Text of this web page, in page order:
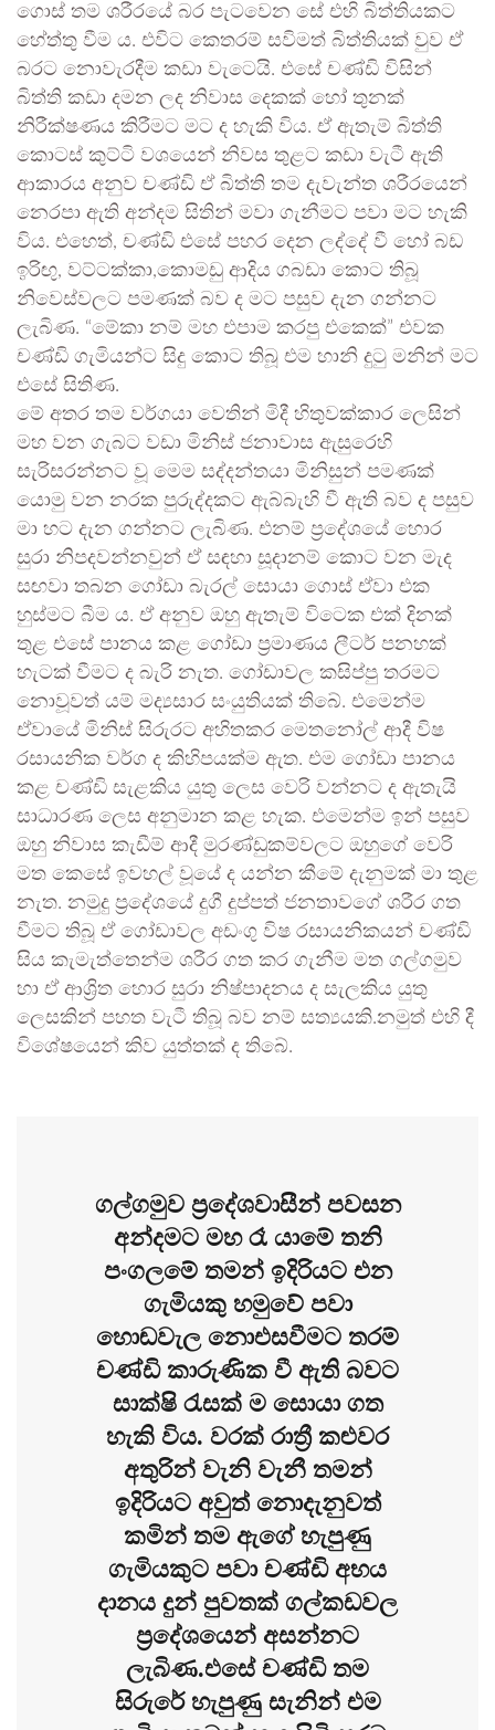
ගොස් තම ශරීරයේ බර පැටවෙන සේ එහි බිත්තියකට
හේත්තු වීම ය. එවිට කෙතරම් සවිමත් බිත්තියක් වුව ඒ
බරට නොවැරදීම කඩා වැටෙයි. එසේ චණ්ඩි විසින්
බිත්ති කඩා දමන ලද නිවාස දෙකක් හෝ තුනක්
නිරීක්ෂණය කිරීමට මට ද හැකි විය. ඒ ඇතැම් බිත්ති
කොටස් කුට්ටි වශයෙන් නිවස තුළට කඩා වැටී ඇති
ආකාරය අනුව චණ්ඩි ඒ බිත්ති තම දැවැන්ත ශරීරයෙන්
නෙරපා ඇති අන්දම සිතින් මවා ගැනීමට පවා මට හැකි
විය. එහෙත්, චණ්ඩි එසේ පහර දෙන ලද්දේ වී හෝ බඩ
ඉරිඟු, වට්ටක්කා,කොමඩු ආදිය ගබඩා කොට තිබූ
නිවෙස්වලට පමණක් බව ද මට පසුව දැන ගන්නට
ලැබිණ. “මේකා නම් මහ එපාම කරපු එකෙක්” එවක
චණ්ඩි ගැමියන්ට සිදු කොට තිබූ එම හානි දුටු මනින් මට
එසේ සිතිණ.
මේ අතර තම වර්ගයා වෙතින් මිදී හිතුවක්කාර ලෙසින්
මහ වන ගැබට වඩා මිනිස් ජනාවාස ඇසුරෙහි
සැරිසරන්නට වූ මෙම සද්දන්තයා මිනිසුන් පමණක්
යොමු වන නරක පුරුද්දකට ඇබ්බැහි වී ඇති බව ද පසුව
මා හට දැන ගන්නට ලැබිණ. එනම් ප්‍රදේශයේ හොර
සුරා නිපදවන්නවුන් ඒ සඳහා සූදානම් කොට වන මැද
සඟවා තබන ගෝඩා බැරල් සොයා ගොස් ඒවා එක
හුස්මට බීම ය. ඒ අනුව ඔහු ඇතැම් විටෙක එක් දිනක්
තුළ එසේ පානය කළ ගෝඩා ප්‍රමාණය ලීටර් පනහක්
හැටක් වීමට ද බැරි නැත. ගෝඩාවල කසිප්පු තරමට
නොවූවත් යම් මද්‍යසාර සංයුතියක් තිබේ. එමෙන්ම
ඒවායේ මිනිස් සිරුරට අහිතකර මෙතනෝල් ආදී විෂ
රසායනික වර්ග ද කිහිපයක්ම ඇත. එම ගෝඩා පානය
කළ චණ්ඩි සැළකිය යුතු ලෙස වෙරි වන්නට ද ඇතැයි
සාධාරණ ලෙස අනුමාන කළ හැක. එමෙන්ම ඉන් පසුව
ඔහු නිවාස කැඩීම් ආදී මුරණ්ඩුකම්වලට ඔහුගේ වෙරි
මත කෙසේ ඉවහල් වූයේ ද යන්න කීමේ දැනුමක් මා තුළ
නැත. නමුදු ප්‍රදේශයේ දුගී දුප්පත් ජනතාවගේ ශරීර ගත
වීමට තිබූ ඒ ගෝඩාවල අඩංගු විෂ රසායනිකයන් චණ්ඩි
සිය කැමැත්තෙන්ම ශරීර ගත කර ගැනීම මත ගල්ගමුව
හා ඒ ආශ්‍රිත හොර සුරා නිෂ්පාදනය ද සැලකිය යුතු
ලෙසකින් පහත වැටී තිබූ බව නම් සත්‍යයකි.නමුත් එහි දී
විශේෂයෙන් කිව යුත්තක් ද තිබේ.
ගල්ගමුව ප්‍රදේශවාසීන් පවසන
අන්දමට මහ රෑ යාමේ තනි
පංගලමේ තමන් ඉදිරියට එන
ගැමියකු හමුවේ පවා
හොඬවැල නොඑසවීමට තරම්
චණ්ඩි කාරුණික වී ඇති බවට
සාක්ෂි රැසක් ම සොයා ගත
හැකි විය. වරක් රාත්‍රී කළුවර
අතුරින් වැනි වැනී තමන්
ඉදිරියට අවුත් නොදැනුවත්
කමින් තම ඇගේ හැපුණු
ගැමියකුට පවා චණ්ඩි අභය
දානය දුන් පුවතක් ගල්කඩවල
ප්‍රදේශයෙන් අසන්නට
ලැබිණ.එසේ චණ්ඩි තම
සිරුරේ හැපුණු සැනින් එම